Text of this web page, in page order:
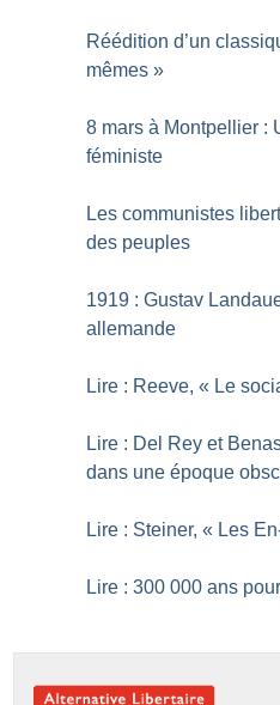
Réédition d’un
mêmes »
8 mars à Montpellier :
féministe
Les communistes
des peuples
1919 : Gustav
allemande
Lire : Reeve, « Le
Lire : Del Rey et
dans une époque
Lire : Steiner, « Les
Lire : 300 000 ans